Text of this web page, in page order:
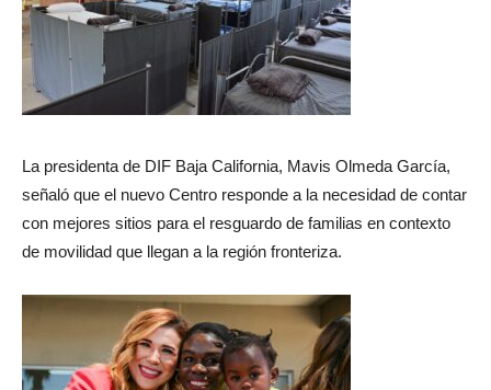
La presidenta de DIF Baja California, Mavis Olmeda García,
señaló que el nuevo Centro responde a la necesidad de contar
con mejores sitios para el resguardo de familias en contexto
de movilidad que llegan a la región fronteriza.